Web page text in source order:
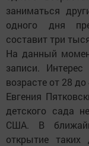
заниматься
одного дня
составит три
На данный
записи.
возрасте от 28
Евгения
детского сада
США. В
открытие